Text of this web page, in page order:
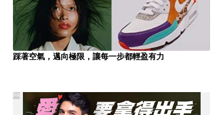
踩著空氣，邁向極限，讓每一步都輕盈有力
PR